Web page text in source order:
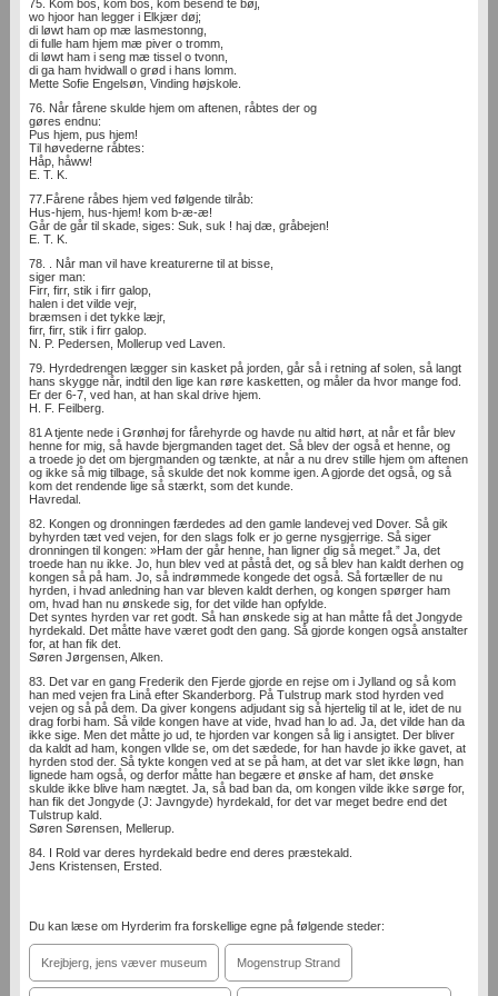
75. Kom bos, kom bos, kom besend te bøj,
wo hjoor han legger i Elkjær døj;
di løwt ham op mæ lasmestonng,
di fulle ham hjem mæ piver o tromm,
di løwt ham i seng mæ tissel o tvonn,
di ga ham hvidwall o grød i hans lomm.
Mette Sofie Engelsøn, Vinding højskole.
76. Når fårene skulde hjem om aftenen, råbtes der og
gøres endnu:
Pus hjem, pus hjem!
Til høvederne råbtes:
Håp, håww!
E. T. K.
77.Fårene råbes hjem ved følgende tilråb:
Hus-hjem, hus-hjem! kom b-æ-æ!
Går de går til skade, siges: Suk, suk ! haj dæ, gråbejen!
E. T. K.
78. . Når man vil have kreaturerne til at bisse,
siger man:
Firr, firr, stik i firr galop,
halen i det vilde vejr,
bræmsen i det tykke læjr,
firr, firr, stik i firr galop.
N. P. Pedersen, Mollerup ved Laven.
79. Hyrdedrengen lægger sin kasket på jorden, går så i retning af solen, så langt
hans skygge når, indtil den lige kan røre kasketten, og måler da hvor mange fod.
Er der 6-7, ved han, at han skal drive hjem.
H. F. Feilberg.
81 A tjente nede i Grønhøj for fårehyrde og havde nu altid hørt, at når et får blev
henne for mig, så havde bjergmanden taget det. Så blev der også et henne, og
a troede jo det om bjergmanden og tænkte, at når a nu drev stille hjem om aftenen
og ikke så mig tilbage, så skulde det nok komme igen. A gjorde det også, og så
kom det rendende lige så stærkt, som det kunde.
Havredal.
82. Kongen og dronningen færdedes ad den gamle landevej ved Dover. Så gik
byhyrden tæt ved vejen, for den slags folk er jo gerne nysgjerrige. Så siger
dronningen til kongen: »Ham der går henne, han ligner dig så meget.” Ja, det
troede han nu ikke. Jo, hun blev ved at påstå det, og så blev han kaldt derhen og
kongen så på ham. Jo, så indrømmede kongede det også. Så fortæller de nu
hyrden, i hvad anledning han var bleven kaldt derhen, og kongen spørger ham
om, hvad han nu ønskede sig, for det vilde han opfylde.
Det syntes hyrden var ret godt. Så han ønskede sig at han måtte få det Jongyde
hyrdekald. Det måtte have været godt den gang. Så gjorde kongen også anstalter
for, at han fik det.
Søren Jørgensen, Alken.
83. Det var en gang Frederik den Fjerde gjorde en rejse om i Jylland og så kom
han med vejen fra Linå efter Skanderborg. På Tulstrup mark stod hyrden ved
vejen og så på dem. Da giver kongens adjudant sig så hjertelig til at le, idet de nu
drag forbi ham. Så vilde kongen have at vide, hvad han lo ad. Ja, det vilde han da
ikke sige. Men det måtte jo ud, te hjorden var kongen så lig i ansigtet. Der bliver
da kaldt ad ham, kongen vllde se, om det sædede, for han havde jo ikke gavet, at
hyrden stod der. Så tykte kongen ved at se på ham, at det var slet ikke løgn, han
lignede ham også, og derfor måtte han begære et ønske af ham, det ønske
skulde ikke blive ham nægtet. Ja, så bad ban da, om kongen vilde ikke sørge for,
han fik det Jongyde (J: Javngyde) hyrdekald, for det var meget bedre end det
Tulstrup kald.
Søren Sørensen, Mellerup.
84. I Rold var deres hyrdekald bedre end deres præstekald.
Jens Kristensen, Ersted.
Du kan læse om Hyrderim fra forskellige egne på følgende steder:
Krejbjerg, jens væver museum Mogenstrup Strand